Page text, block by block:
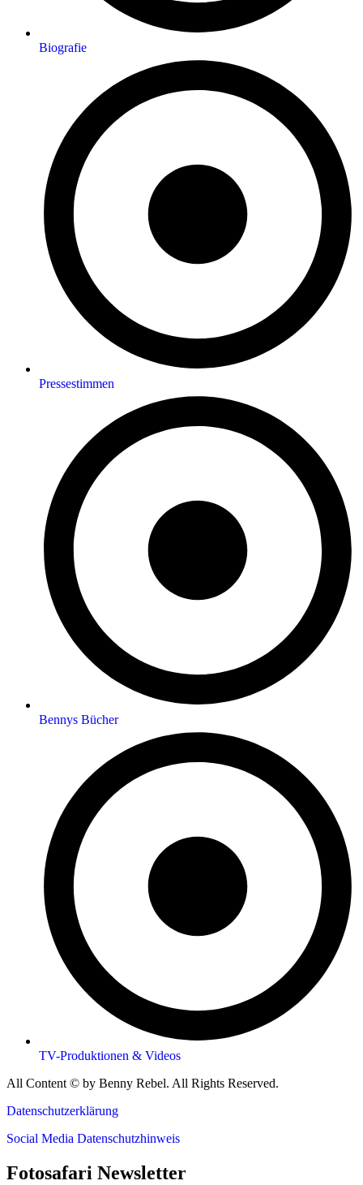
Biografie
Pressestimmen
Bennys Bücher
TV-Produktionen & Videos
All Content © by Benny Rebel. All Rights Reserved.
Datenschutzerklärung
Social Media Datenschutzhinweis
Fotosafari Newsletter